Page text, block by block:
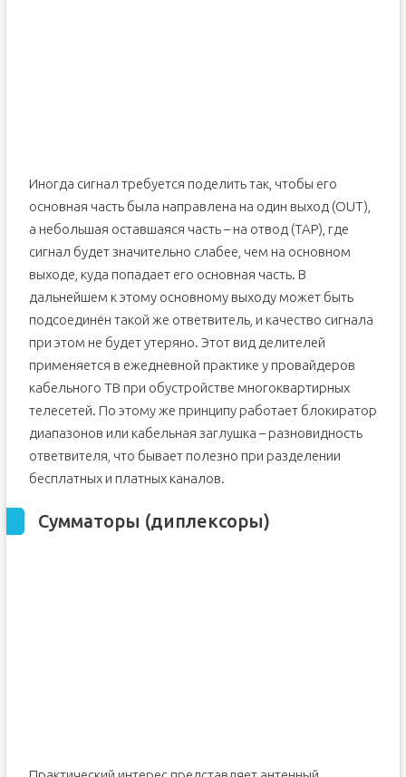
Иногда сигнал требуется поделить так, чтобы его
основная часть была направлена на один выход (OUT),
а небольшая оставшаяся часть – на отвод (TAP), где
сигнал будет значительно слабее, чем на основном
выходе, куда попадает его основная часть. В
дальнейшем к этому основному выходу может быть
подсоединён такой же ответвитель, и качество сигнала
при этом не будет утеряно. Этот вид делителей
применяется в ежедневной практике у провайдеров
кабельного ТВ при обустройстве многоквартирных
телесетей. По этому же принципу работает блокиратор
диапазонов или кабельная заглушка – разновидность
ответвителя, что бывает полезно при разделении
бесплатных и платных каналов.
Сумматоры (диплексоры)